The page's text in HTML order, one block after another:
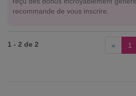
recommande de vous inscrire.
1 - 2 de 2 « 1